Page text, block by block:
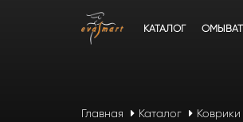
КАТАЛОГ
Главная Каталог